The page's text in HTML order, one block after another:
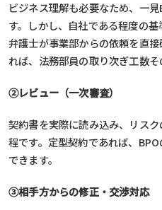
ビジネス理解も必要なため、一
す。しかし、 自社である程度の
弁護士が事業部からの依頼を直
れば、法務部員の取り次ぎ工数そ
②レビュー（一次審査）
契約書を実際に読み込み、リス
程です。定型契約であれば、
できます。
③相手方からの修正・交渉対応